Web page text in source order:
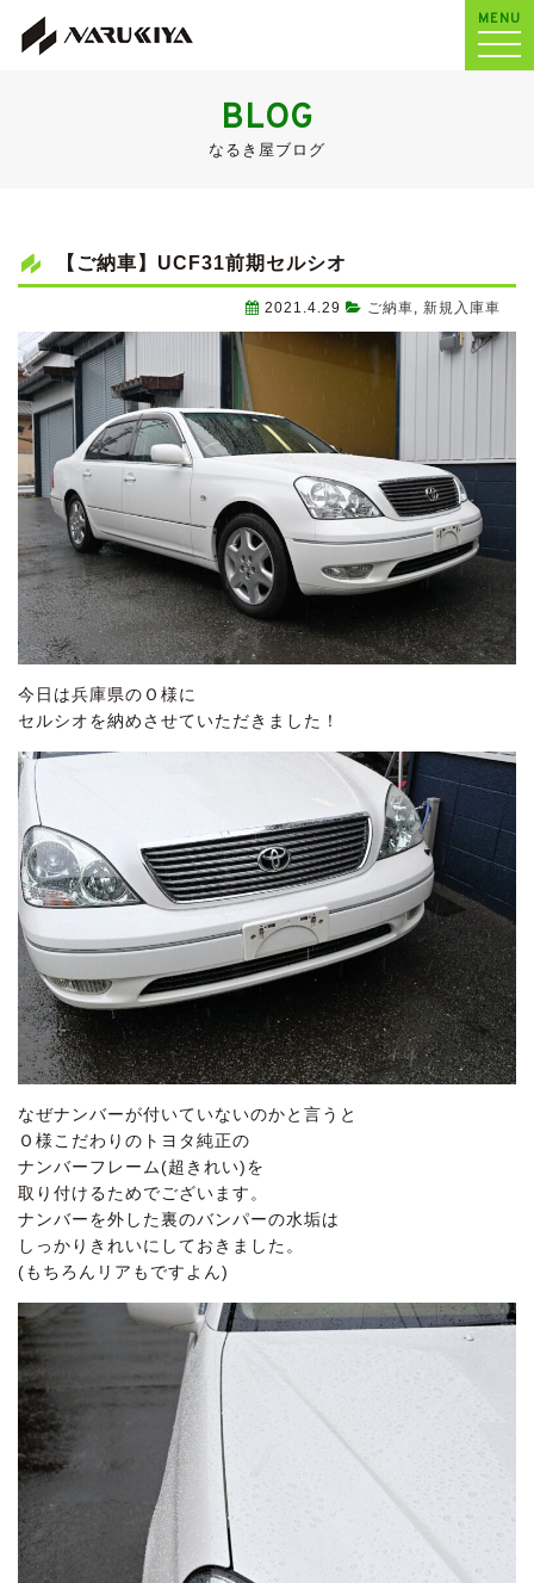
MENU
BLOG
なるき屋ブログ
【ご納車】UCF31前期セルシオ
2021.4.29 ご納車, 新規入庫車
今日は兵庫県のＯ様に
セルシオを納めさせていただきました！
なぜナンバーが付いていないのかと言うと
Ｏ様こだわりのトヨタ純正の
ナンバーフレーム(超きれい)を
取り付けるためでございます。
ナンバーを外した裏のバンパーの水垢は
しっかりきれいにしておきました。
(もちろんリアもですよん)